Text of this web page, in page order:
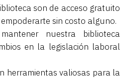
son de acceso gratuito
sin costo alguno.
nuestra biblioteca
en la legislación laboral
herramientas valiosas para la